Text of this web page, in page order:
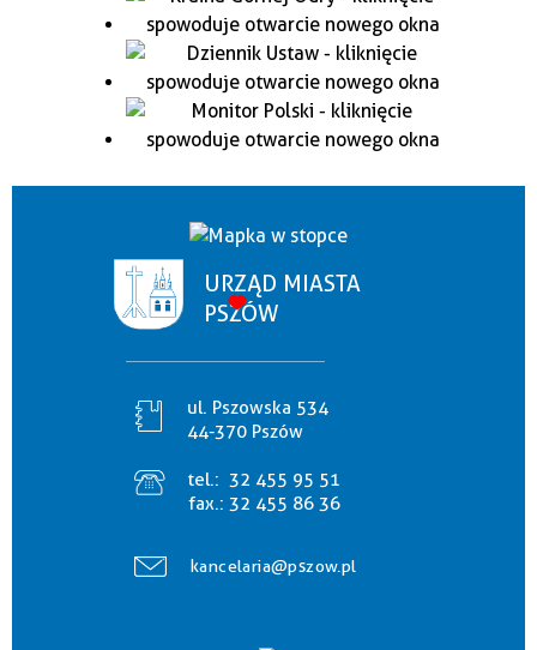
URZĄD MIASTA
PSZÓW
ul. Pszowska 534
44-370 Pszów
tel.: 32 455 95 51
fax.: 32 455 86 36
kancelaria@pszow.pl